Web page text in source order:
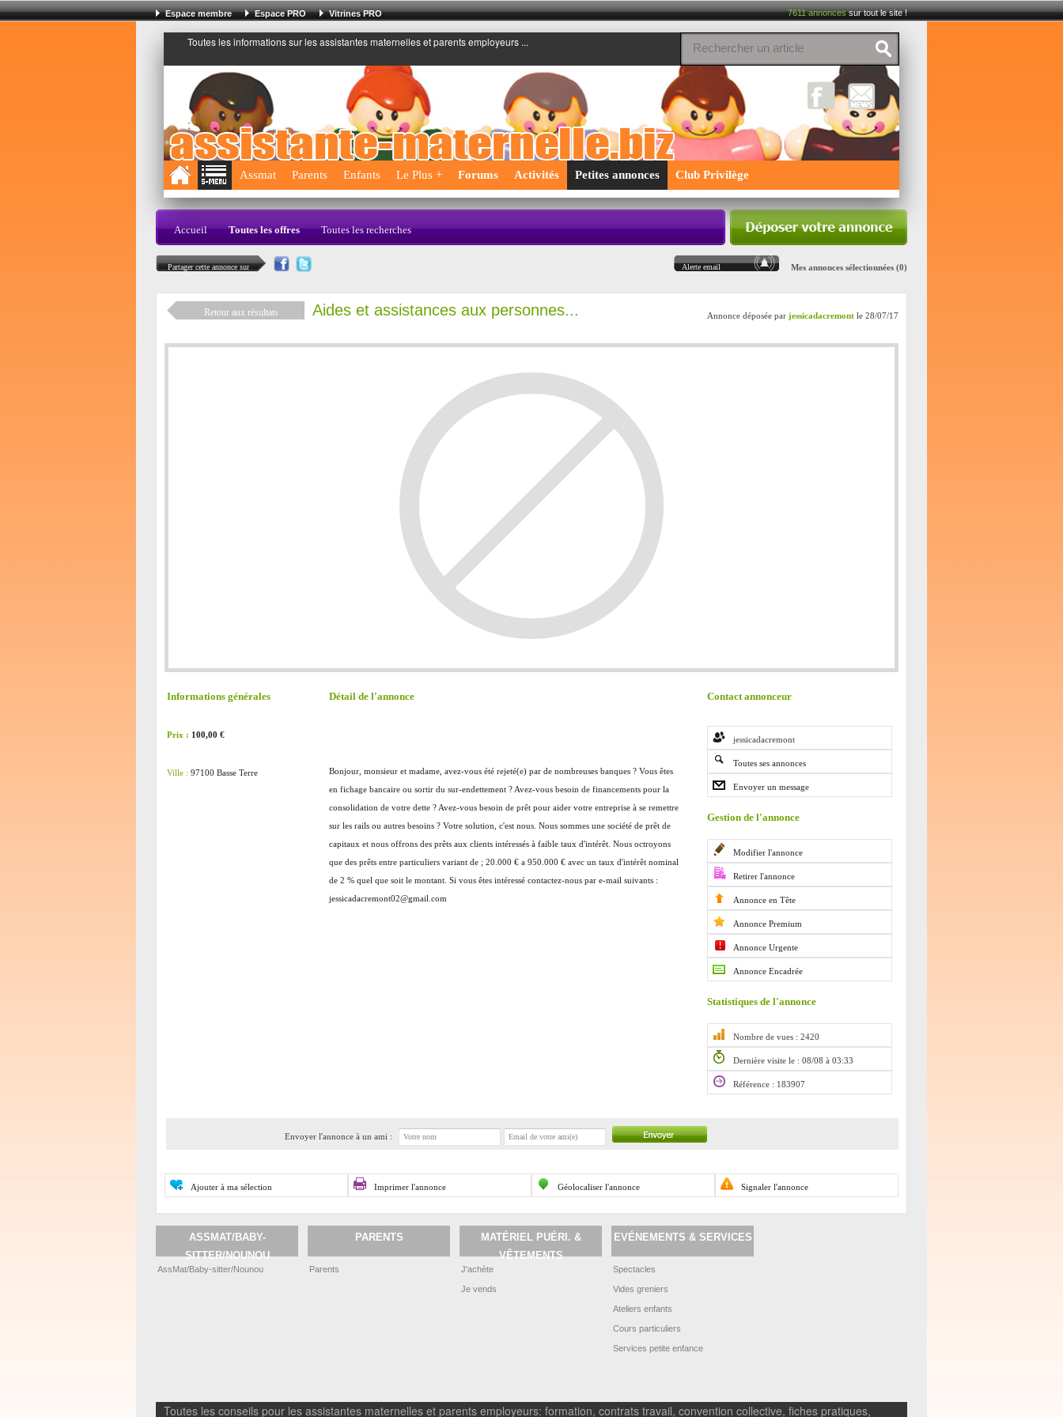
Espace membre Espace PRO Vitrines PRO 7611 annoncessur tout le site !
Toutes les informations sur les assistantes maternelles et parents employeurs ...
;
Assmat Parents Enfants Le Plus + Forums Activités Petites annonces Club Privilège
Accueil Toutes les offres Toutes les recherches
Partager cette annonce sur Alerte email Mes annonces sélectionnées (0)
Retour aux résultats Aides et assistances aux personnes... Annonce déposée par jessicadacremont le 28/07/17
Informations générales
Prix : 100,00 €
Ville : 97100 Basse Terre
Détail de l'annonce
Bonjour, monsieur et madame, avez-vous été rejeté(e) par de nombreuses banques ? Vous êtes
en fichage bancaire ou sortir du sur-endettement ? Avez-vous besoin de financements pour la
consolidation de votre dette ? Avez-vous besoin de prêt pour aider votre entreprise à se remettre
sur les rails ou autres besoins ? Votre solution, c'est nous. Nous sommes une société de prêt de
capitaux et nous offrons des prêts aux clients intéressés à faible taux d'intérêt. Nous octroyons
que des prêts entre particuliers variant de ; 20.000 € a 950.000 € avec un taux d'intérêt nominal
de 2 % quel que soit le montant. Si vous êtes intéressé contactez-nous par e-mail suivants :
jessicadacremont02@gmail.com
Contact annonceur
jessicadacremont
Toutes ses annonces
Envoyer un message
Gestion de l'annonce
Modifier l'annonce
Retirer l'annonce
Annonce en Tête
Annonce Premium
Annonce Urgente
Annonce Encadrée
Statistiques de l'annonce
Nombre de vues : 2420
Dernière visite le : 08/08 à 03:33
Référence : 183907
Envoyer l'annonce à un ami :
Ajouter à ma sélection Imprimer l'annonce Géolocaliser l'annonce Signaler l'annonce
ASSMAT/BABY-
SITTER/NOUNOU
AssMat/Baby-sitter/Nounou
PARENTS
Parents
MATÉRIEL PUÉRI. &
VÊTEMENTS
J'achète
Je vends
EVÉNEMENTS & SERVICES
Spectacles
Vides greniers
Ateliers enfants
Cours particuliers
Services petite enfance
Toutes les conseils pour les assistantes maternelles et parents employeurs: formation, contrats travail, convention collective, fiches pratiques,